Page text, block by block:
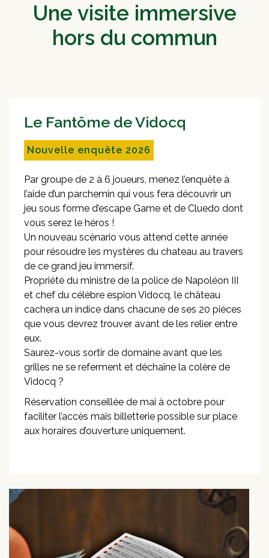
Une visite immersive
hors du commun
Le Fantôme de Vidocq
Nouvelle enquête 2026
Par groupe de 2 à 6 joueurs, menez l’enquête à
l’aide d’un parchemin qui vous fera découvrir un
jeu sous forme d’escape Game et de Cluedo dont
vous serez le héros !
Un nouveau scénario vous attend cette année
pour résoudre les mystères du chateau au travers
de ce grand jeu immersif.
Propriété du ministre de la police de Napoléon III
et chef du célèbre espion Vidocq, le château
cachera un indice dans chacune de ses 20 pièces
que vous devrez trouver avant de les relier entre
eux.
Saurez-vous sortir de domaine avant que les
grilles ne se referment et déchaîne la colère de
Vidocq ?
Réservation conseillée de mai à octobre pour
faciliter l’accès mais billetterie possible sur place
aux horaires d’ouverture uniquement.